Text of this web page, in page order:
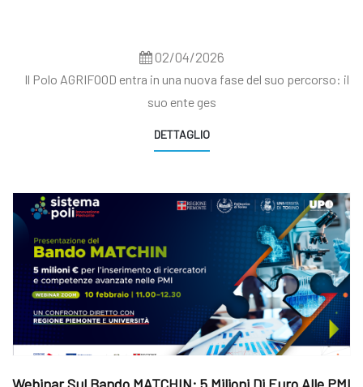
02/04/2026
Il Polo AGRIFOOD entra in una nuova fase del suo percorso: il
suo ente ges
DETTAGLIO